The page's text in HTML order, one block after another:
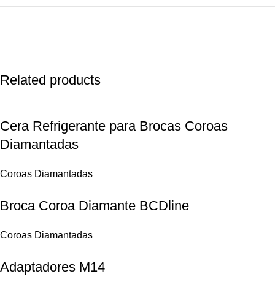
Related products
Cera Refrigerante para Brocas Coroas
Diamantadas
Coroas Diamantadas
Broca Coroa Diamante BCDline
Coroas Diamantadas
Adaptadores M14